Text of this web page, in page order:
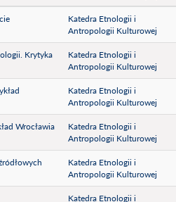
Katedra Etnologii i
Antropologii Kulturowej
Krytyka
Katedra Etnologii i
Antropologii Kulturowej
Katedra Etnologii i
Antropologii Kulturowej
Wrocławia
Katedra Etnologii i
Antropologii Kulturowej
Katedra Etnologii i
Antropologii Kulturowej
Katedra Etnologii i